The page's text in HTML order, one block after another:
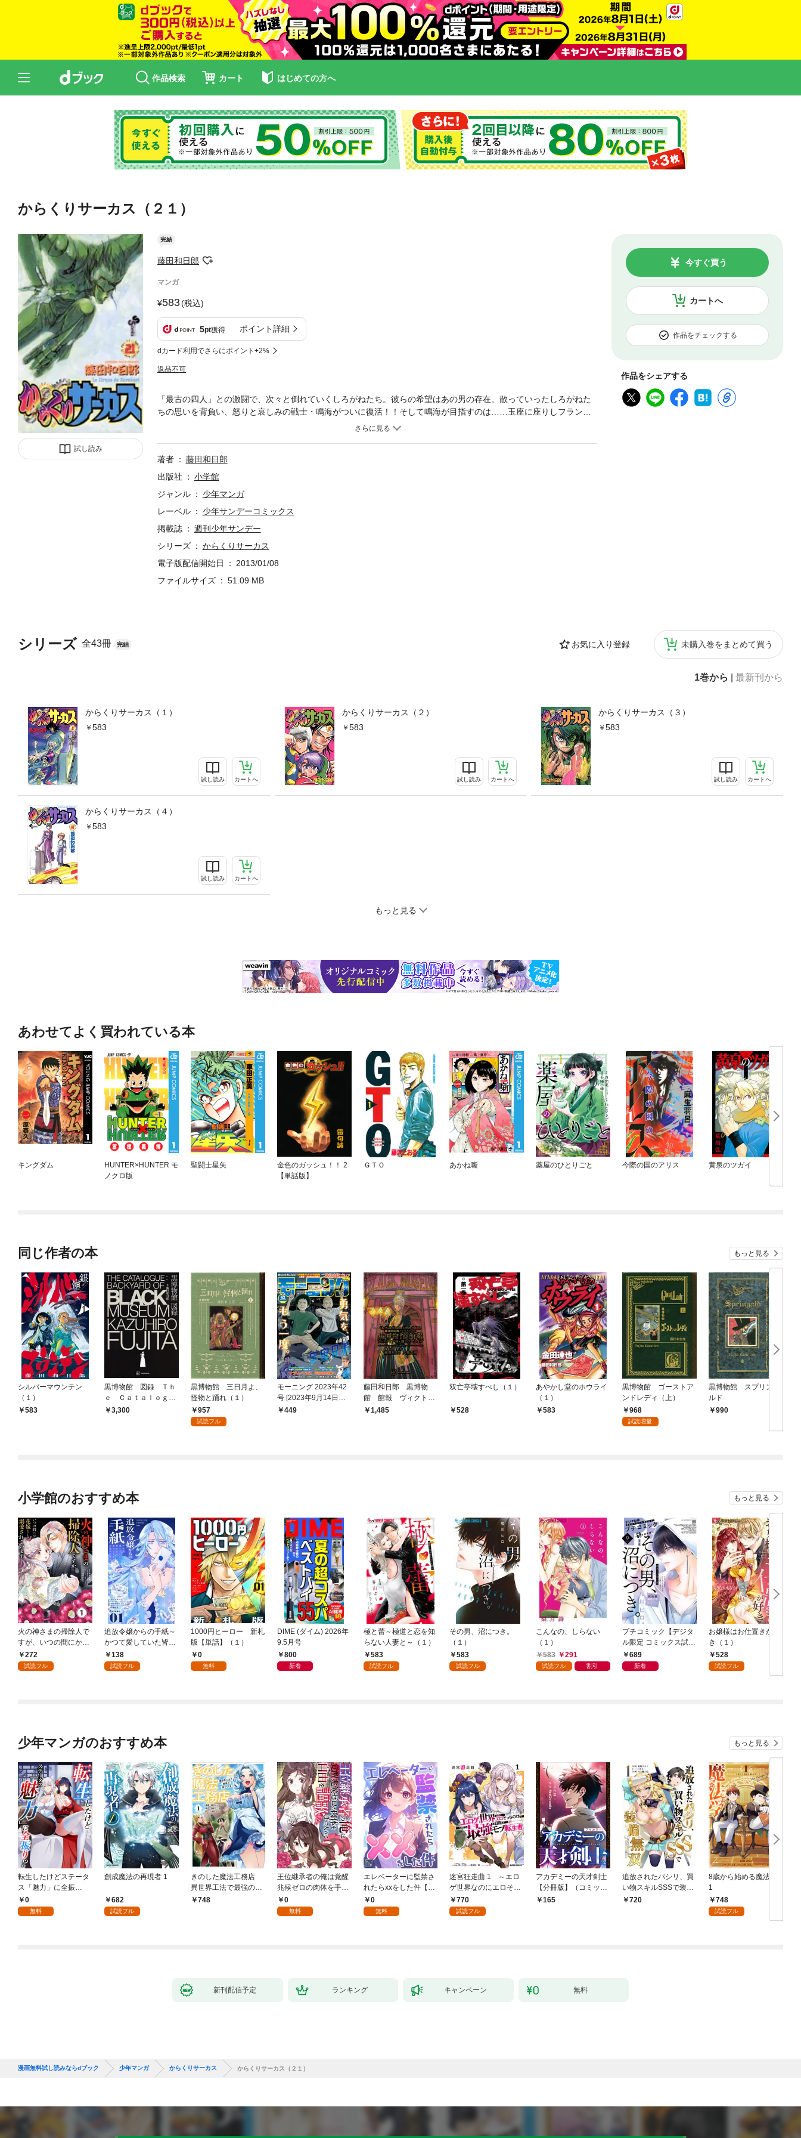
作品検索 カート はじめての方へ
からくりサーカス（２１）
試し読み
完結
藤田和日郎
マンガ
583(税込)
5pt獲得 ポイント詳細
dカード利用でさらにポイント+2%
返品不可
カートへ
今すぐ買う
作品をチェックする
作品をシェアする
シリーズ 全43冊 完結 お気に入り登録 未購入巻をまとめて買う
1巻から 最新刊から
からくりサーカス（１）
583
試し読み カートへ
からくりサーカス（２）
583
試し読み カートへ
からくりサーカス（３）
583
試し読み カートへ
からくりサーカス（４）
583
試し読み カートへ
もっと見る
「最古の四人」との激闘で、次々と倒れていくしろがねたち。彼らの希望はあの男の存在。散っていったしろがねた
ちの思いを背負い、怒りと哀しみの戦士・鳴海がついに復活！！そして鳴海が目指すのは……玉座に座りしフランシ
著者
藤田和日郎
出版社
小学館
ジャンル
少年マンガ
レーベル
少年サンデーコミックス
掲載誌
週刊少年サンデー
シリーズ
からくりサーカス
電子版配信開始日
2013/01/08
ファイルサイズ
51.09 MB
あわせてよく買われている本
キングダム
HUNTER×HUNTER モ
ノクロ版
聖闘士星矢
金色のガッシュ！！ 2
【単話版】
ＧＴＯ あかね噺 薬屋のひとりごと 今際の国のアリス 黄泉のツガイ
同じ作者の本 もっと見る
シルバーマウンテン
（１）
583
黒博物館 図録 Ｔｈ
ｅ Ｃａｔａｌｏｇｕ
ｅ ： Ｂａｃｋｙａ
3,300
黒博物館 三日月よ、
怪物と踊れ（１）
957
試読フル
モーニング 2023年42
号 [2023年9月14日発
売]449
藤田和日郎 黒博物
館 館報 ヴィクトリ
ア朝・闇のアーカイヴ
1,485
双亡亭壊すべし（１）
528
あやかし堂のホウライ
（１）
583
黒博物館 ゴーストア
ンドレディ（上）
968
試読増量
黒博物館 スプリンガ
ルド
990
小学館のおすすめ本 もっと見る
火の神さまの掃除人で
すが、いつの間にか花
嫁として溺愛されてい
ます【単話】（１）
272
試読フル
追放令嬢からの手紙～
かつて愛していた皆さ
まへ 私のことなどお忘
れですか？～【単話】
138
試読フル
1000円ヒーロー 新札
版【単話】（１）
0
無料
DIME (ダイム) 2026年
9.5月号
800
新着
極と蕾～極道と恋を知
らない人妻と～（１）
583
試読フル
その男、沼につき。
（１）
583
試読フル
こんなの、しらない
（１）
583
291
試読フル 割引
プチコミック【デジタ
ル限定 コミックス試し
読み特典付き】 2026
年9月号（2026年8月7
689
新着
お嬢様はお仕置きが好
き（１）
528
試読フル
少年マンガのおすすめ本 もっと見る
転生したけどステータ
ス「魅力」に全振
り！？(1)
0
無料
創成魔法の再現者 1
682
試読フル
きのした魔法工務店
異世界工法で最強の家
づくりを（コミック）
748
王位継承者の俺は覚醒
兆候ゼロの肉体を手に
入れて自由を謳歌す
る。1
0
無料
エレベーターに監禁さ
れたらxxをした件【全
年齢版】(1)
0
無料
迷宮狂走曲 1 ～エロ
ゲ世界なのにエロそっ
ちのけでひたすら最強
を目指すモブ転生者～
770
試読フル
アカデミーの天才剣士
【分冊版】（コミッ
ク） １話【フルカラ
165
追放されたパシリ、買
い物スキルSSSで装備
無双 ～買ったモノを
720
8歳から始める魔法学
1
748
試読フル
新刊配信予定 ランキング キャンペーン 無料
漫画無料試し読みならdブック 少年マンガ からくりサーカス からくりサーカス（２１）